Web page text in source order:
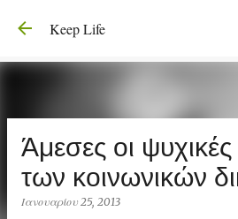
Μετάβαση στο κύριο
Keep Life
Άμεσες οι ψυχικές
των κοινωνικών
Ιανουαρίου 25, 2013